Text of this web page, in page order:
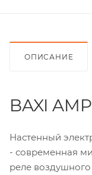
ОПИСАНИЕ
BAXI
Настенный
- современная
реле